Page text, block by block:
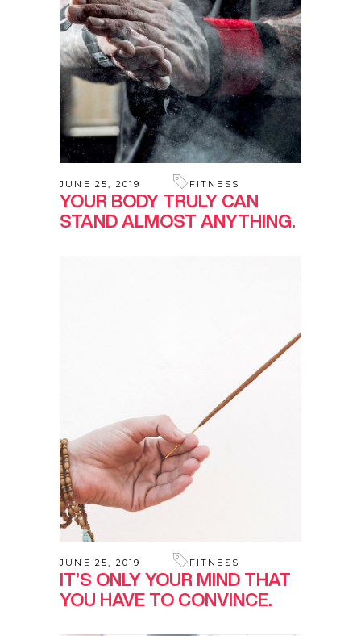
JUNE 25, 2019 FITNESS
YOUR BODY TRULY CAN
STAND ALMOST ANYTHING.
JUNE 25, 2019 FITNESS
IT’S ONLY YOUR MIND THAT
YOU HAVE TO CONVINCE.